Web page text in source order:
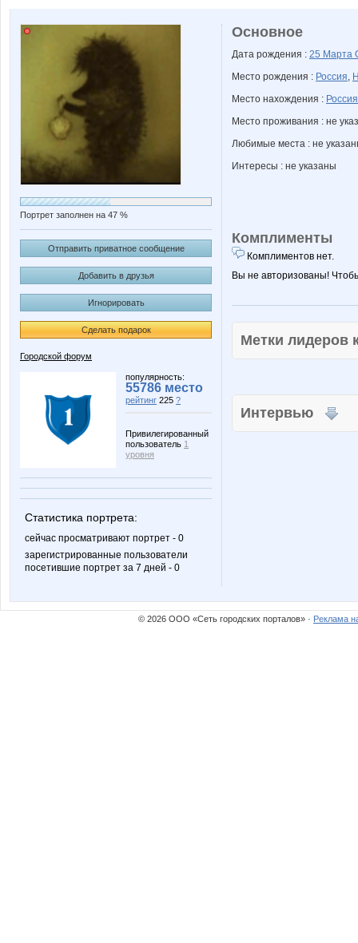
Портрет заполнен на 47 %
Отправить приватное сообщение
Добавить в друзья
Игнорировать
Сделать подарок
Городской форум
популярность:
55786 место
рейтинг 225 ?
Привилегированный
пользователь 1
уровня
Статистика портрета:
сейчас просматривают портрет - 0
зарегистрированные пользователи
посетившие портрет за 7 дней - 0
Основное
Дата рождения : 25 Марта
Место рождения : Россия,
Место нахождения : Россия
Место проживания : не
Любимые места : не
Интересы : не указаны
Комплименты
Комплиментов нет.
Вы не авторизованы!
Метки
Интервью
© 2026 ООО «Сеть городских порталов» · Реклама